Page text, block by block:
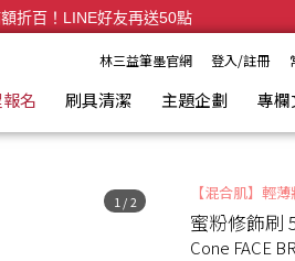
折百！LINE好友再送50點
單付款後3~5日內出貨林三益筆墨官網 登入/註冊
名 刷具清潔 主題企劃 專欄
1 /2 【混合肌】輕
蜜粉修飾刷
Cone FACE